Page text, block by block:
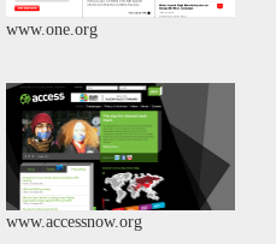
www.one.org
www.accessnow.org